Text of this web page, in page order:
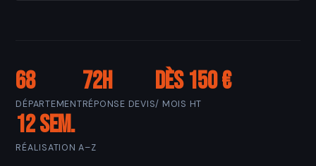
68
DÉPARTEMENT
72h
RÉPONSE DEVIS
Dès 150 €
/ MOIS HT
12 sem.
RÉALISATION A–Z